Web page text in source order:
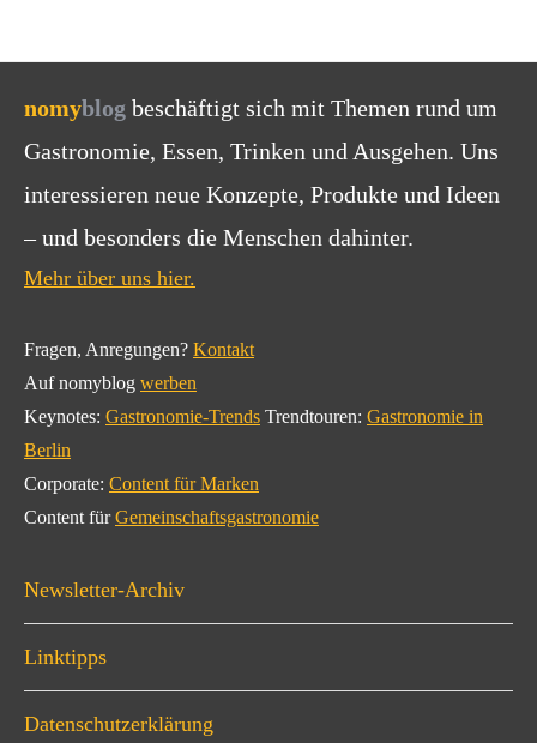
nomyblog beschäftigt sich mit Themen rund um
Gastronomie, Essen, Trinken und Ausgehen. Uns
interessieren neue Konzepte, Produkte und Ideen
– und besonders die Menschen dahinter.
Mehr über uns hier.
Fragen, Anregungen? Kontakt
Auf nomyblog werben
Keynotes: Gastronomie-Trends Trendtouren: Gastronomie in
Berlin
Corporate: Content für Marken
Content fürGemeinschaftsgastronomie
Newsletter-Archiv
Linktipps
Datenschutzerklärung